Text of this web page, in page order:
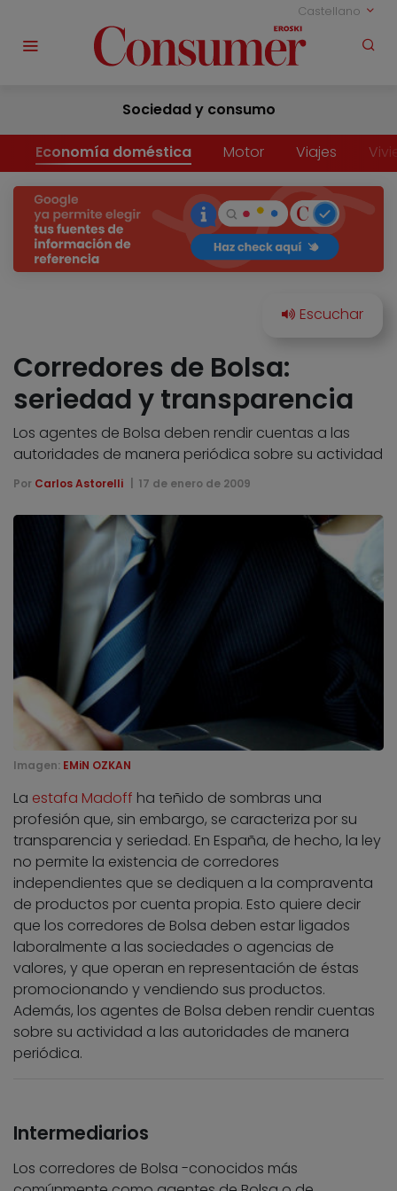
Castellano
Sociedad y consumo
Economía doméstica Motor Viajes
Corredores de Bolsa:
seriedad y transparencia
Los agentes de Bolsa deben rendir cuentas a las
autoridades de manera periódica sobre su actividad
Por Carlos Astorelli 17 de enero de 2009
Imagen: EMiN OZKAN
La estafa Madoff ha teñido de sombras una
profesión que, sin embargo, se caracteriza por su
transparencia y seriedad. En España, de hecho, la ley
no permite la existencia de corredores
independientes que se dediquen a la compraventa
de productos por cuenta propia. Esto quiere decir
que los corredores de Bolsa deben estar ligados
laboralmente a las sociedades o agencias de
valores, y que operan en representación de éstas
promocionando y vendiendo sus productos.
Además, los agentes de Bolsa deben rendir cuentas
sobre su actividad a las autoridades de manera
periódica.
Intermediarios
Los corredores de Bolsa -conocidos más